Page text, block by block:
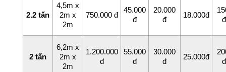
2.2 tấn
4,5m x
2m x
2m
750.000 đ
45.000
đ
20.000
đ
18.000đ
2 tấn
6,2m x
2m x
2m
1.200.000
đ
55.000
đ
30.000
đ
25.000đ